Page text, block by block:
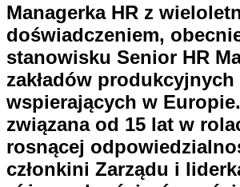
Managerka HR z
doświadczeniem,
stanowisku Senior HR
zakładów
wspierających w
związana od 15 lat w
rosnącej
członkini Zarządu i